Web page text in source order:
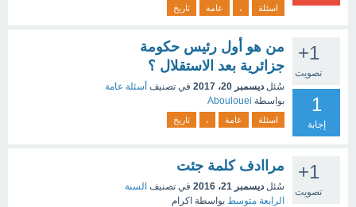
اسئلة ، عامة تاريخ
+1
تصويت
1
إجابة
من هو أول رئيس حكومة
جزائرية بعد الاستقلال ؟
سُئل ديسمبر 20، 2017 في تصنيف أسئلة عامة
بواسطة Aboulouei
اسئلة عامة ، تاريخ
+1
تصويت
مراادف كلمة جئت
سُئل ديسمبر 21، 2016 في تصنيف السنة
الرابعة متوسط بواسطة اكرام